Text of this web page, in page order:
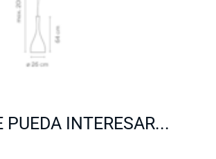
PUEDA INTERESAR...